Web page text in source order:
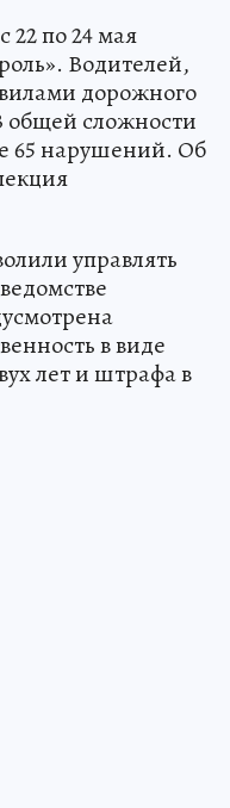
22 по 24 мая
Водителей,
дорожного
сложности
65 нарушений. Об
управлять
в виде
лет и штрафа в